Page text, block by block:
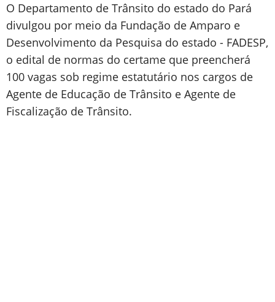
O Departamento de Trânsito do estado do Pará
divulgou por meio da Fundação de Amparo e
Desenvolvimento da Pesquisa do estado - FADESP,
o edital de normas do certame que preencherá
100 vagas sob regime estatutário nos cargos de
Agente de Educação de Trânsito e Agente de
Fiscalização de Trânsito.